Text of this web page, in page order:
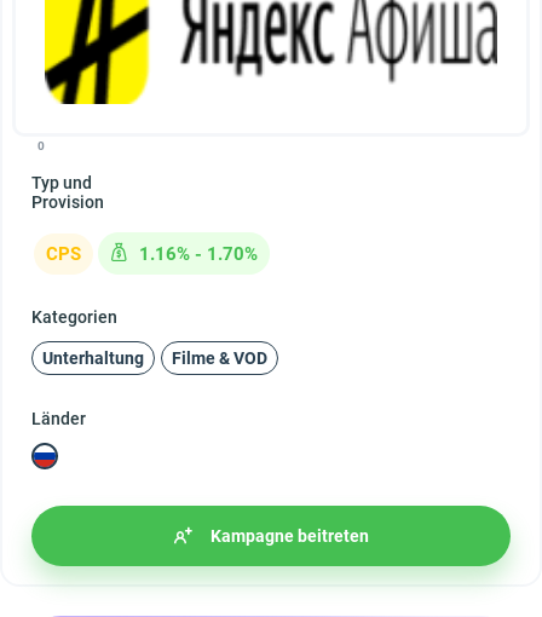
0
Typ und
Provision
CPS 1.16% - 1.70%
Kategorien
Unterhaltung Filme & VOD
Länder
Kampagne beitreten